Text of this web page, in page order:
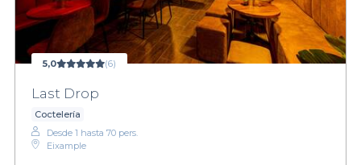
5,0 (6)
Last Drop
Coctelería
Desde 1 hasta 70 pers.
Eixample